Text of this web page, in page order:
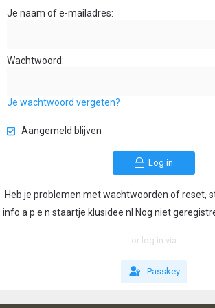
Je naam of e-mailadres
Wachtwoord
Je wachtwoord vergeten?
Aangemeld blijven
Log in
Heb je problemen met wachtwoorden of reset,
info a p e n staartje klusidee nl Nog niet
or log in via
Passkey